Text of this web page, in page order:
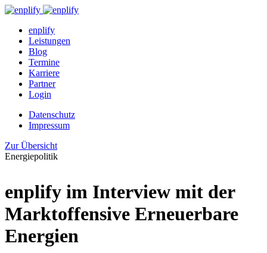
enplify
Leistungen
Blog
Termine
Karriere
Partner
Login
Datenschutz
Impressum
Zur Übersicht
Energiepolitik
enplify im Interview mit der
Marktoffensive Erneuerbare
Energien